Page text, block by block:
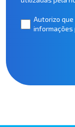
Autorizo
informações